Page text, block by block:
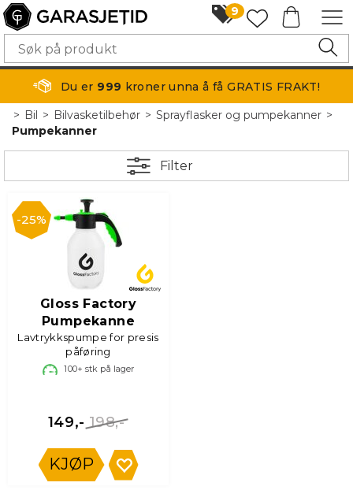
9
Du er 999 kroner unna å få GRATIS FRAKT!
> Bil> Bilvasketilbehør>Sprayflasker og pumpekanner>
Pumpekanner
Filter
25%
Gloss Factory
Pumpekanne
Lavtrykkspumpe for presis
påføring
100+ stk på lager
198,-
149,-
KJØP